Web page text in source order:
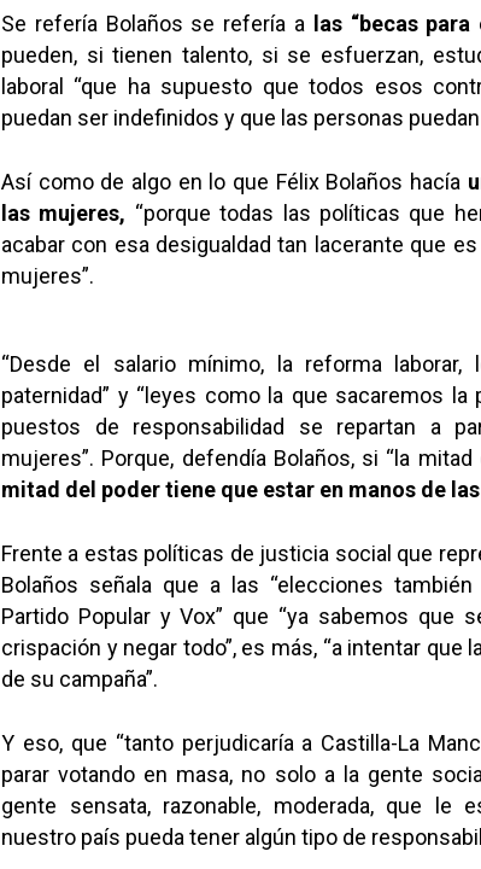
Se refería Bolaños se refería a las “becas
pueden, si tienen talento, si se esfuerzan,
laboral “que ha supuesto que todos esos
puedan ser indefinidos y que las personas
Así como de algo en lo que Félix Bolaños hacía
las mujeres, “porque todas las políticas que
acabar con esa desigualdad tan lacerante que
mujeres”.
“Desde el salario mínimo, la reforma
paternidad” y “leyes como la que sacaremos la
puestos de responsabilidad se repartan a
mujeres”. Porque, defendía Bolaños, si “la
mitad del poder tiene que estar en manos de
Frente a estas políticas de justicia social que
Bolaños señala que a las “elecciones
Partido Popular y Vox” que “ya sabemos que
crispación y negar todo”, es más, “a intentar que
de su campaña”.
Y eso, que “tanto perjudicaría a Castilla-La
parar votando en masa, no solo a la gente
gente sensata, razonable, moderada, que le
nuestro país pueda tener algún tipo de